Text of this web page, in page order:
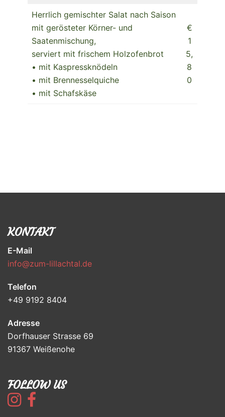
Herrlich gemischter Salat nach Saison
mit gerösteter Körner- und
Saatenmischung,
serviert mit frischem Holzofenbrot
• mit Kaspressknödeln
• mit Brennesselquiche
• mit Schafskäse
€
1
5,
8
0
KONTAKT
E-Mail
info@zum-lillachtal.de
Telefon
+49 9192 8404
Adresse
Dorfhauser Strasse 69
91367 Weißenohe
FOLLOW US